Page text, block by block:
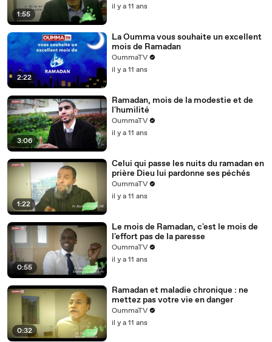
1:55
il y a 11 ans
2:22
La Oumma vous souhaite un excellent
mois de Ramadan
OummaTV
il y a 11 ans
3:06
Ramadan, mois de la modestie et de
l'humilité
OummaTV
il y a 11 ans
1:22
Celui qui passe les nuits du ramadan en
prière Dieu lui pardonne ses péchés
OummaTV
il y a 11 ans
0:55
Le mois de Ramadan, c'est le mois de
l'effort pas de la paresse
OummaTV
il y a 11 ans
0:32
Ramadan et maladie chronique : ne
mettez pas votre vie en danger
OummaTV
il y a 11 ans